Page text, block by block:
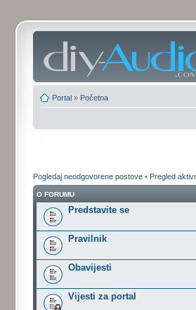
Portal » Početna
Pogledaj neodgovorene postove • Pregled
O FORUMU
Predstavite se
Pravilnik
Obavijesti
Vijesti za portal